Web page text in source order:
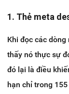
1. Thẻ meta
Khi đọc các
thấy nó thực sự
đó lại là điều
hạn chỉ trong